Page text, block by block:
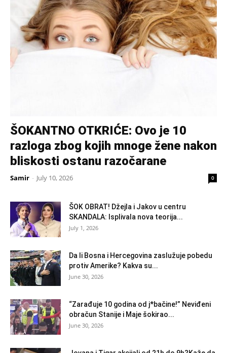
ŠOKANTNO OTKRIĆE: Ovo je 10
razloga zbog kojih mnoge žene nakon
bliskosti ostanu razočarane
Samir - July 10, 2026 0
ŠOK OBRAT! Džejla i Jakov u centru
SKANDALA: Isplivala nova teorija...
July 1, 2026
Da li Bosna i Hercegovina zaslužuje pobedu
protiv Amerike? Kakva su...
June 30, 2026
“Zarađuje 10 godina od j*bačine!” Neviđeni
obračun Stanije i Maje šokirao...
June 30, 2026